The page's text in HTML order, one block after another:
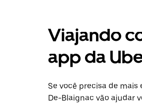
Viajando
app da
Se você precisa de
De-Blaignac vão ajudar